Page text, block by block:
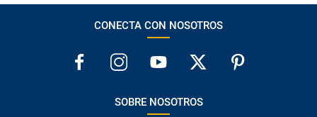
CONECTA CON NOSOTROS
SOBRE NOSOTROS